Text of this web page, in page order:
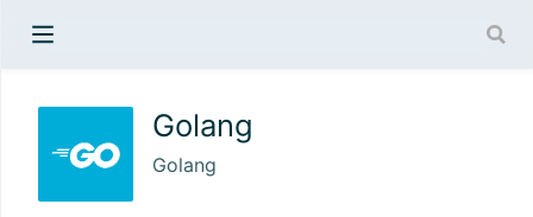
Golang
Golang